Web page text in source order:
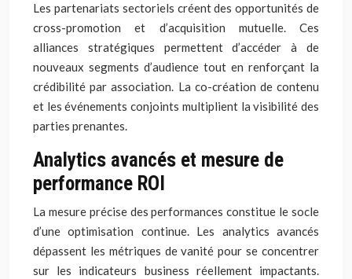
Les partenariats sectoriels créent des opportunités de
cross-promotion et d’acquisition mutuelle. Ces
alliances stratégiques permettent d’accéder à de
nouveaux segments d’audience tout en renforçant la
crédibilité par association. La co-création de contenu
et les événements conjoints multiplient la visibilité des
parties prenantes.
Analytics avancés et mesure de
performance ROI
La mesure précise des performances constitue le socle
d’une optimisation continue. Les analytics avancés
dépassent les métriques de vanité pour se concentrer
sur les indicateurs business réellement impactants.